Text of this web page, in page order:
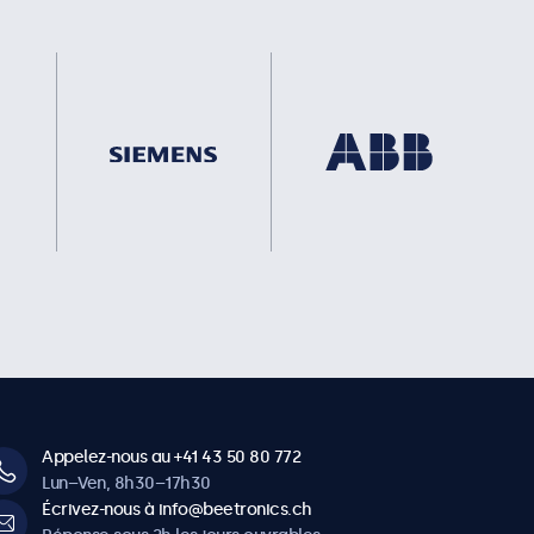
Appelez-nous au +41 43 50 80 772
Lun–Ven, 8h30–17h30
Écrivez-nous à info@beetronics.ch